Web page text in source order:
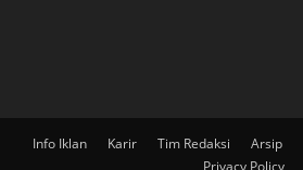
Info Iklan Karir Tim Redaksi Arsip
Privacy Policy